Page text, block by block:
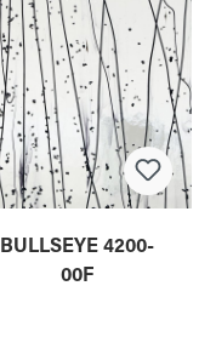
BULLSEYE 4200-
00F